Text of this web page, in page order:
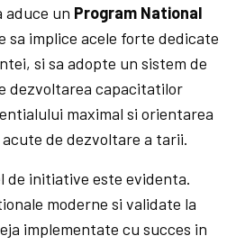
aduce un Program National
sa implice acele forte dedicate
si sa adopte un sistem de
dezvoltarea capacitatilor
maximal si orientarea
de dezvoltare a tarii.
de initiative este evidenta.
moderne si validate la
implementate cu succes in